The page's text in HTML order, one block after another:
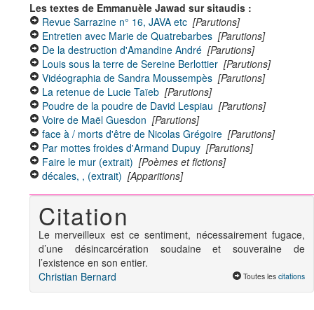
Les textes de Emmanuèle Jawad sur sitaudis :
Revue Sarrazine n° 16, JAVA etc [Parutions]
Entretien avec Marie de Quatrebarbes [Parutions]
De la destruction d'Amandine André [Parutions]
Louis sous la terre de Sereine Berlottier [Parutions]
Vidéographia de Sandra Moussempès [Parutions]
La retenue de Lucie Taïeb [Parutions]
Poudre de la poudre de David Lespiau [Parutions]
Voire de Maël Guesdon [Parutions]
face à / morts d'être de Nicolas Grégoire [Parutions]
Par mottes froides d'Armand Dupuy [Parutions]
Faire le mur (extrait) [Poèmes et fictions]
décales, , (extrait) [Apparitions]
Citation
Le merveilleux est ce sentiment, nécessairement fugace,
d’une désincarcération soudaine et souveraine de
l’existence en son entier.
Christian Bernard
Toutes les citations